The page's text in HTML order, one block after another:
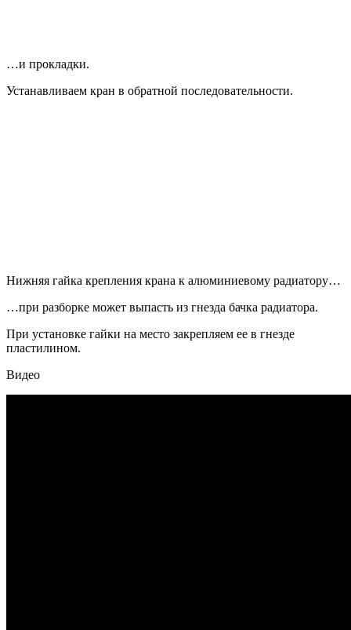
…и прокладки.
Устанавливаем кран в обратной последовательности.
Нижняя гайка крепления крана к алюминиевому радиатору…
…при разборке может выпасть из гнезда бачка радиатора.
При установке гайки на место закрепляем ее в гнезде
пластилином.
Видео